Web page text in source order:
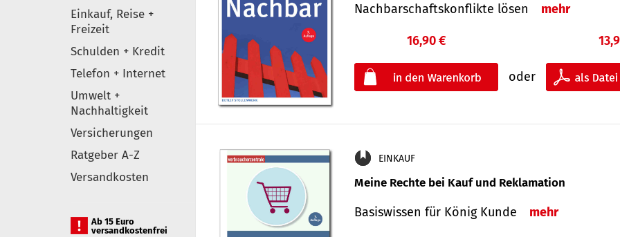
Einkauf, Reise +
Freizeit
Schulden + Kredit
Telefon + Internet
Umwelt +
Nachhaltigkeit
Versicherungen
Ratgeber A-Z
Versandkosten
Ab 15 Euro
versandkostenfrei
Nach­bar­schafts­konflikte lösen mehr
16,90 €
oder
EINKAUF
Meine Rechte bei Kauf und Reklamation
Basiswissen für König Kunde mehr